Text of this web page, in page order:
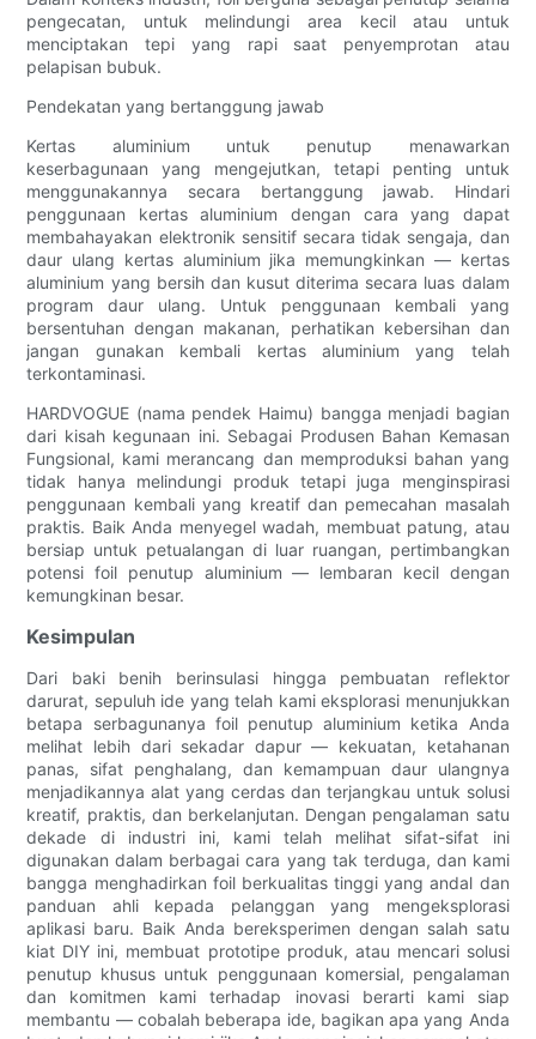
pengecatan, untuk melindungi area kecil atau untuk
menciptakan tepi yang rapi saat penyemprotan atau
pelapisan bubuk.
Pendekatan yang bertanggung jawab
Kertas aluminium untuk penutup menawarkan
keserbagunaan yang mengejutkan, tetapi penting untuk
menggunakannya secara bertanggung jawab. Hindari
penggunaan kertas aluminium dengan cara yang dapat
membahayakan elektronik sensitif secara tidak sengaja, dan
daur ulang kertas aluminium jika memungkinkan — kertas
aluminium yang bersih dan kusut diterima secara luas dalam
program daur ulang. Untuk penggunaan kembali yang
bersentuhan dengan makanan, perhatikan kebersihan dan
jangan gunakan kembali kertas aluminium yang telah
terkontaminasi.
HARDVOGUE (nama pendek Haimu) bangga menjadi bagian
dari kisah kegunaan ini. Sebagai Produsen Bahan Kemasan
Fungsional, kami merancang dan memproduksi bahan yang
tidak hanya melindungi produk tetapi juga menginspirasi
penggunaan kembali yang kreatif dan pemecahan masalah
praktis. Baik Anda menyegel wadah, membuat patung, atau
bersiap untuk petualangan di luar ruangan, pertimbangkan
potensi foil penutup aluminium — lembaran kecil dengan
kemungkinan besar.
Kesimpulan
Dari baki benih berinsulasi hingga pembuatan reflektor
darurat, sepuluh ide yang telah kami eksplorasi menunjukkan
betapa serbagunanya foil penutup aluminium ketika Anda
melihat lebih dari sekadar dapur — kekuatan, ketahanan
panas, sifat penghalang, dan kemampuan daur ulangnya
menjadikannya alat yang cerdas dan terjangkau untuk solusi
kreatif, praktis, dan berkelanjutan. Dengan pengalaman satu
dekade di industri ini, kami telah melihat sifat-sifat ini
digunakan dalam berbagai cara yang tak terduga, dan kami
bangga menghadirkan foil berkualitas tinggi yang andal dan
panduan ahli kepada pelanggan yang mengeksplorasi
aplikasi baru. Baik Anda bereksperimen dengan salah satu
kiat DIY ini, membuat prototipe produk, atau mencari solusi
penutup khusus untuk penggunaan komersial, pengalaman
dan komitmen kami terhadap inovasi berarti kami siap
membantu — cobalah beberapa ide, bagikan apa yang Anda